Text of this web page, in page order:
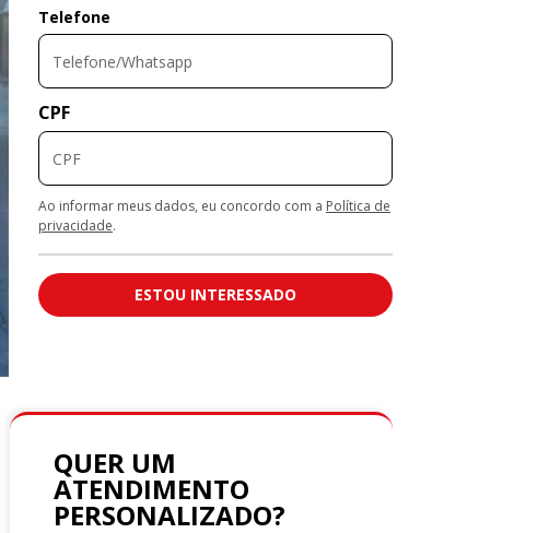
Telefone
CPF
Ao informar meus dados, eu concordo com a Política de
privacidade.
ESTOU INTERESSADO
QUER UM
ATENDIMENTO
PERSONALIZADO?